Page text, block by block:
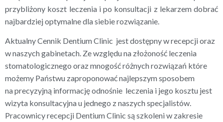
przybliżony koszt leczenia i po konsultacji z lekarzem dobrać
najbardziej optymalne dla siebie rozwiązanie.
Aktualny Cennik Dentium Clinic jest dostępny w recepcji oraz
w naszych gabinetach. Ze względu na złożoność leczenia
stomatologicznego oraz mnogość różnych rozwiązań które
możemy Państwu zaproponować najlepszym sposobem
na precyzyjną informację odnośnie leczenia i jego kosztu jest
wizyta konsultacyjna u jednego z naszych specjalistów.
Pracownicy recepcji Dentium Clinic są szkoleni w zakresie